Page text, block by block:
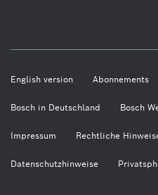
English version Abonnements
Bosch in Deutschland Bosch
Impressum Rechtliche
Datenschutzhinweise